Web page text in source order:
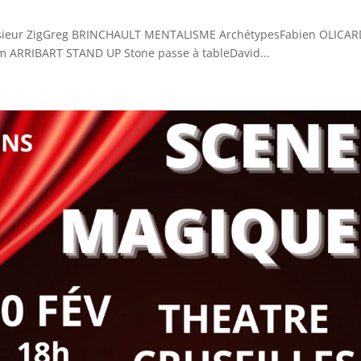
ZigGreg BRINCHAULT MENTALISME ArchétypesFabien
STAND UP Stone passe à tableDavid...